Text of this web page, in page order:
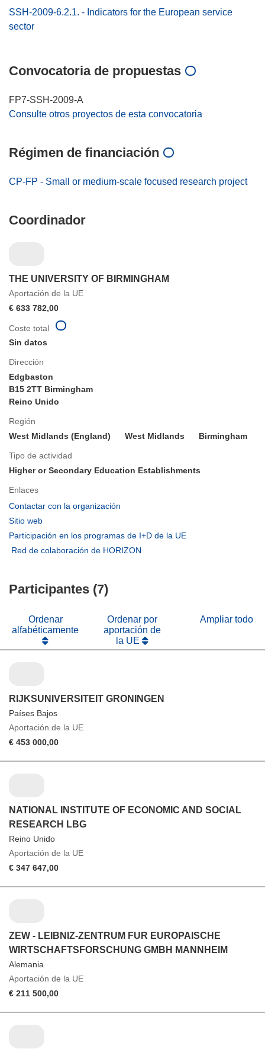
SSH-2009-6.2.1. - Indicators for the European service
sector
Convocatoria de propuestas
FP7-SSH-2009-A
Consulte otros proyectos de esta convocatoria
Régimen de financiación
CP-FP - Small or medium-scale focused research project
Coordinador
THE UNIVERSITY OF BIRMINGHAM
Aportación de la UE
€ 633 782,00
Dirección
Edgbaston
B15 2TT Birmingham
Reino Unido
Región
West Midlands (England)
West Midlands Birmingham
Tipo de actividad
Higher or Secondary Education Establishments
Enlaces
Contactar con la organización
nueva
Sitio web
abrirá
ventana)
Participación en los programas de I+D de la UE
Red de colaboración de HORIZON
Coste total
Sin datos
Participantes (7)
Ordenar
alfabéticamente
Ordenar por
aportación de
la UE
Ampliar todo
RIJKSUNIVERSITEIT GRONINGEN
Países Bajos
Aportación de la UE
€ 453 000,00
NATIONAL INSTITUTE OF ECONOMIC AND SOCIAL
RESEARCH LBG
Reino Unido
Aportación de la UE
€ 347 647,00
ZEW - LEIBNIZ-ZENTRUM FUR EUROPAISCHE
WIRTSCHAFTSFORSCHUNG GMBH MANNHEIM
Alemania
Aportación de la UE
€ 211 500,00